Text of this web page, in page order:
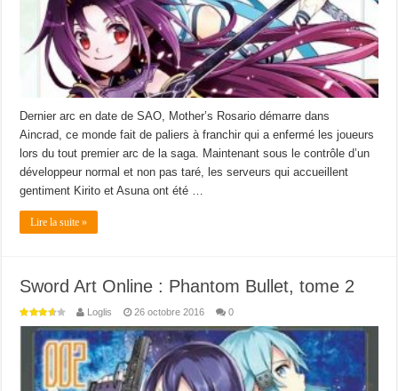
Dernier arc en date de SAO, Mother’s Rosario démarre dans
Aincrad, ce monde fait de paliers à franchir qui a enfermé les joueurs
lors du tout premier arc de la saga. Maintenant sous le contrôle d’un
développeur normal et non pas taré, les serveurs qui accueillent
gentiment Kirito et Asuna ont été …
Lire la suite »
Sword Art Online : Phantom Bullet, tome 2
Loglis 26 octobre 2016 0